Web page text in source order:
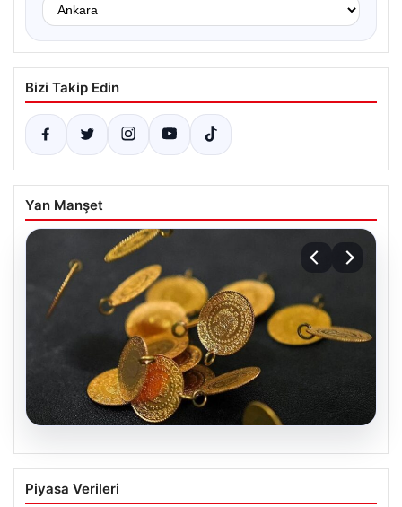
Bizi Takip Edin
Yan Manşet
05.08.2026
13 Nisan 2026 Altın Fiyatları Güncel
Durum ve Analizler
Piyasa Verileri